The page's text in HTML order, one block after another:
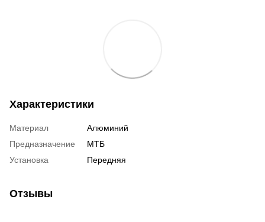
Характеристики
Материал
Алюминий
Предназначение
МТБ
Установка
Передняя
Отзывы